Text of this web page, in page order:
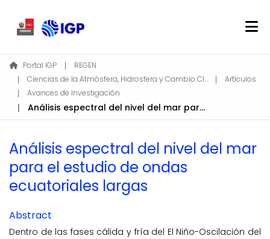
Home
About REGEN
Communities & Collections
Find
Portal IGP
REGEN
Ciencias de la Atmósfera, Hidrosfera y Cambio Climático
Artículos
Avances de Investigación
Análisis espectral del nivel del mar para el estudio de ondas ecuatoriales largas
Análisis espectral del nivel del mar
para el estudio de ondas
ecuatoriales largas
Abstract
Dentro de las fases cálida y fría del El Niño-Oscilación del